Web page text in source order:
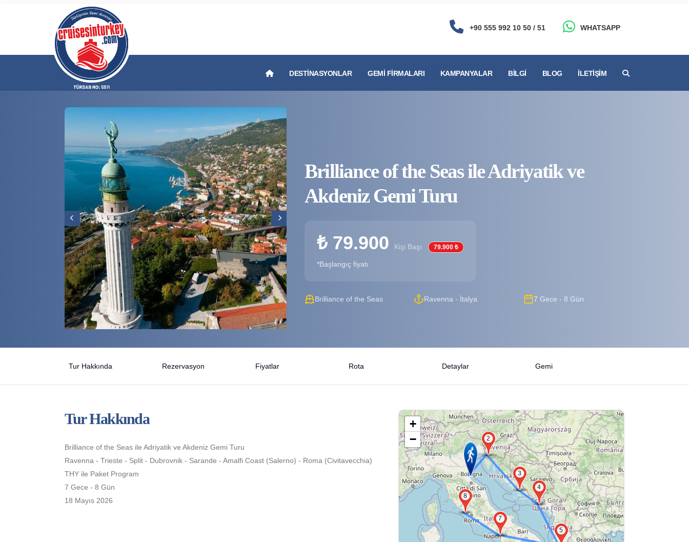
+90 555 992 10 50 / 51 WHATSAPP
DESTINASYONLAR GEMI FIRMALARI KAMPANYALAR BILGI BLOG İLETIŞIM
Brilliance of the Seas ile Adriyatik ve
Akdeniz Gemi Turu
₺ 79.900 Kişi Başı 79.900 ₺
*Başlangıç fiyatı
Brilliance of the Seas Ravenna - İtalya 7 Gece - 8 Gün
Tur Hakkında Rezervasyon Fiyatlar Rota Detaylar Gemi
Tur Hakkında
Brilliance of the Seas ile Adriyatik ve Akdeniz Gemi Turu
Ravenna - Trieste - Split - Dubrovnik - Sarande - Amalfi Coast (Salerno) - Roma (Civitavecchia)
THY ile Paket Program
7 Gece - 8 Gün
18 Mayıs 2026
2
3
4
5
7
8
+
−